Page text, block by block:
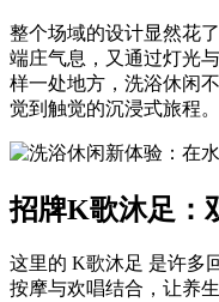
整个场域的设计显然花
端庄气息，又通过灯光
样一处地方，洗浴休闲
觉到触觉的沉浸式旅程。
招牌K歌沐足：
这里的 K歌沐足 是许多
按摩与欢唱结合，让养